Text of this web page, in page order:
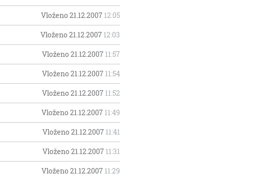
Vloženo 21.12.2007 12:05
Vloženo 21.12.2007 12:03
Vloženo 21.12.2007 11:57
Vloženo 21.12.2007 11:54
Vloženo 21.12.2007 11:52
Vloženo 21.12.2007 11:49
Vloženo 21.12.2007 11:41
Vloženo 21.12.2007 11:31
Vloženo 21.12.2007 11:29